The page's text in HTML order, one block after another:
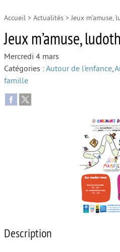
Autour de la
Autour de
Protéger
Face au
Face
Sortir en
Accueil > Actualités > Jeux m’amuse,
Jeux m’amuse,
Mercredi 4 mars
Catégories :Autour de l’enfance,
famille
Description